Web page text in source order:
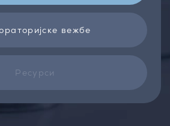
вежбе
Ресурси